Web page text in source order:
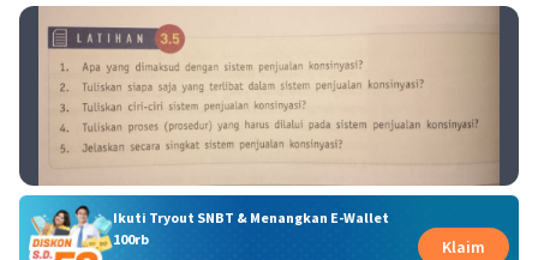
Ikuti Tryout SNBT & Menangkan E-Wallet
100rb
Klaim